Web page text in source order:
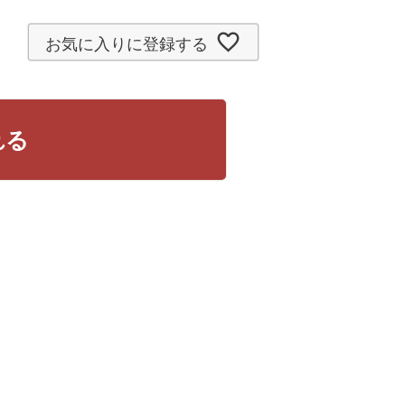
お気に入りに登録する